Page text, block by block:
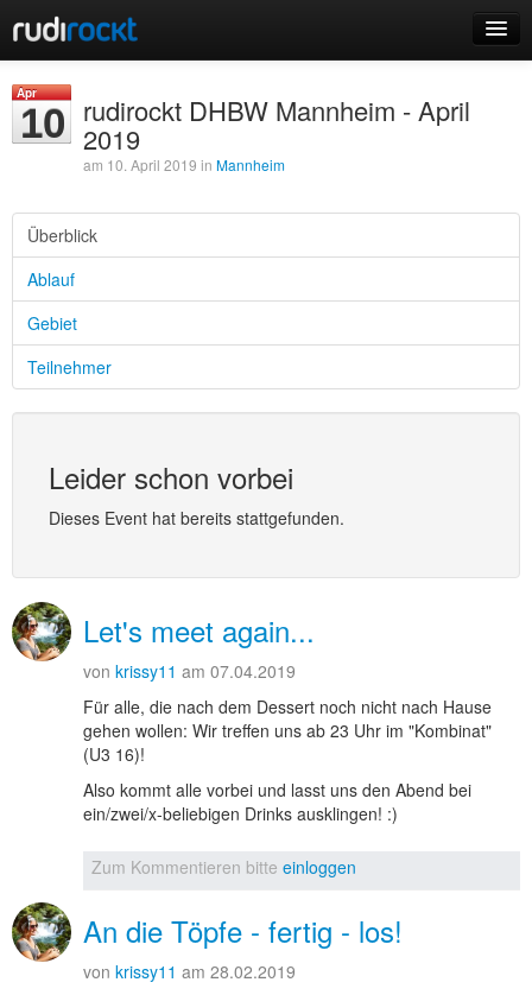
Events
Login
Registrieren
Apr
10 rudirockt DHBW Mannheim - April
2019
am 10. April 2019 in Mannheim
Überblick
Ablauf
Gebiet
Teilnehmer
Leider schon vorbei
Dieses Event hat bereits stattgefunden.
Let's meet again...
von krissy11 am 07.04.2019
Für alle, die nach dem Dessert noch nicht nach Hause
gehen wollen: Wir treffen uns ab 23 Uhr im "Kombinat"
(U3 16)!
Also kommt alle vorbei und lasst uns den Abend bei
ein/zwei/x-beliebigen Drinks ausklingen! :)
Zum Kommentieren bitte einloggen
An die Töpfe - fertig - los!
von krissy11 am 28.02.2019